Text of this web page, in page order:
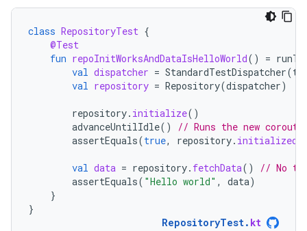
class RepositoryTest {
@Test
fun repoInitWorksAndDataIsHelloWorld() =
val dispatcher = StandardTestDispatcher(
val repository = Repository(dispatcher)
repository. initialize()
advanceUntilIdle()
// Runs the new
assertEquals(true, repository. initialized
val data = repository. fetchData()
// No
assertEquals( "Hello world" , data)
}
}
RepositoryTest. kt